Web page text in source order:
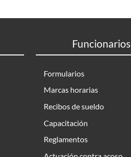
Funcionarios
Formularios
Marcas horarias
Recibos de sueldo
Capacitación
Reglamentos